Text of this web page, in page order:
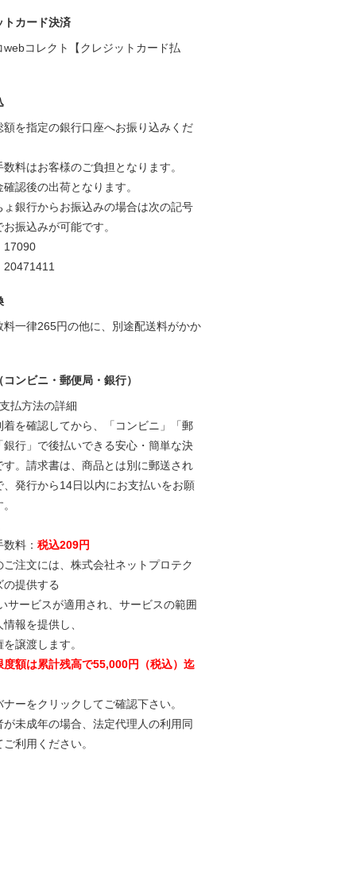
トカード決済
webコレクト【クレジットカード払
額を指定の銀行口座へお振り込みくだ
数料はお客様のご負担となります。
確認後の出荷となります。
ょ銀行からお振込みの場合は次の記号
お振込みが可能です。
料一律265円の他に、別途配送料がかか
ンビニ・郵便局・銀行）
払方法の詳細
着を確認してから、「コンビニ」「郵
銀行」で後払いできる安心・簡単な決
す。請求書は、商品とは別に郵送され
、発行から14日以内にお支払いをお願
数料：税込209円
ご注文には、株式会社ネットプロテク
の提供する
サービスが適用され、サービスの範囲
報を提供し、
譲渡します。
度額は累計残高で55,000円（税込）迄
ーをクリックしてご確認下さい。
が未成年の場合、法定代理人の利用同
ご利用ください。